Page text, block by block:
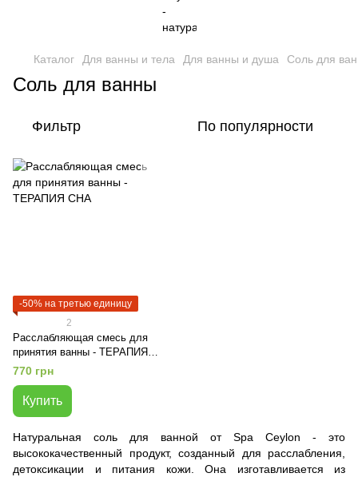
Каталог Для ванны и тела Для ванны и душа Соль для
Соль для ванны
Фильтр По популярности
-50% на третью единицу
2
Расслабляющая смесь для
принятия ванны - ТЕРАПИЯ
СНА
770 грн
Купить
Натуральная соль для ванной от Spa Ceylon - это
высококачественный продукт, созданный для расслабления,
детоксикации и питания кожи. Она изготавливается из